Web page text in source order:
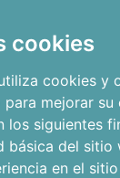
cookies
cookies y
mejorar su
los siguientes
básica del sitio
en el